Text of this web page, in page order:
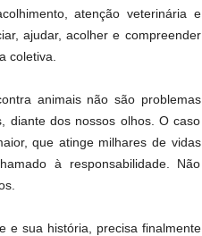
atenção veterinária e
ajudar, acolher e compreender
coletiva.
animais não são problemas
diante dos nossos olhos. O caso
que atinge milhares de vidas
à responsabilidade. Não
e sua história, precisa finalmente